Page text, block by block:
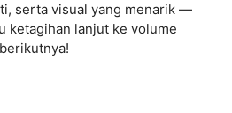
serta visual yang menarik —
ketagihan lanjut ke volume
berikutnya!